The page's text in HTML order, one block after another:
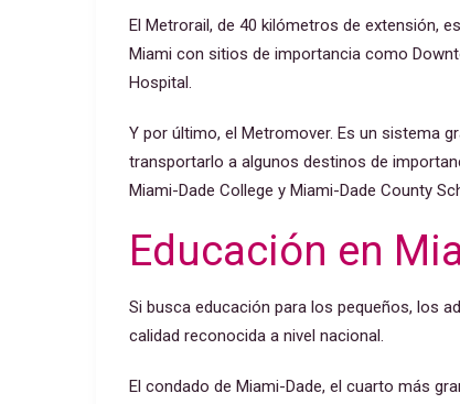
El Metrorail, de 40 kilómetros de extensión,
Miami con sitios de importancia como
Hospital.
Y por último, el Metromover. Es un sistema
transportarlo a algunos destinos de
Miami-Dade College y Miami-Dade County
Educación en
Si busca educación para los pequeños, los
calidad reconocida a nivel nacional.
El condado de Miami-Dade, el cuarto más